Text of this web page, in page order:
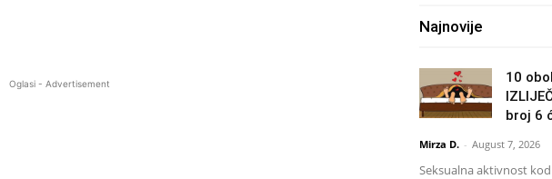
Oglasi - Advertisement
Najnovije
10
broj 6
Mirza D. - August 7, 2026
Seksualna aktivnost